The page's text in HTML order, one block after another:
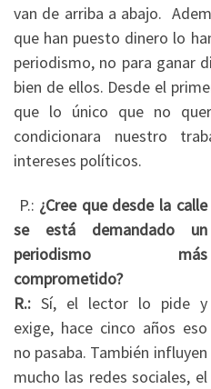
van de arriba a abajo.
que han puesto dinero lo
periodismo, no para ganar
bien de ellos. Desde el
que lo único que no
condicionara nuestro
intereses políticos.
P.: ¿Cree que desde la calle
se está demandado un
periodismo más
comprometido?
R.: Sí, el lector lo pide y
exige, hace cinco años eso
no pasaba. También influyen
mucho las redes sociales, el